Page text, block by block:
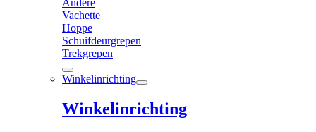
Andere
Vachette
Hoppe
Schuifdeurgrepen
Trekgrepen
Winkelinrichting
Winkelinrichting